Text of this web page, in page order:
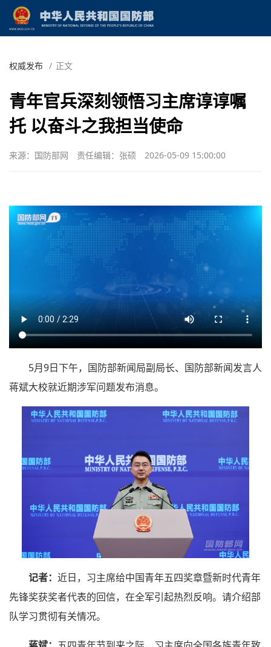
权威发布 / 正文
青年官兵深刻领悟习主席谆谆嘱
托 以奋斗之我担当使命
来源：国防部网 责任编辑：张硕 2026-05-09 15:00:00
5月9日下午，国防部新闻局副局长、国防部新闻发言人
蒋斌大校就近期涉军问题发布消息。
记者： 近日，习主席给中国青年五四奖章暨新时代青年
先锋奖获奖者代表的回信，在全军引起热烈反响。请介绍部
队学习贯彻有关情况。